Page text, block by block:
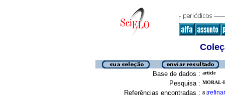
Base de dados : article
Pesquisa : MORAL-
Referências encontradas : 8 [refinar